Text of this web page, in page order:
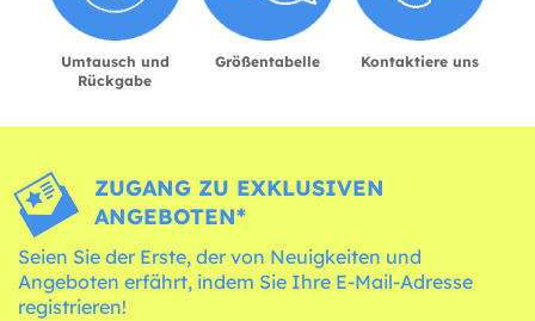
Umtausch und
Rückgabe
Größentabelle Kontaktiere uns
ZUGANG ZU EXKLUSIVEN
ANGEBOTEN*
Seien Sie der Erste, der von Neuigkeiten und
Angeboten erfährt, indem Sie Ihre E-Mail-Adresse
registrieren!